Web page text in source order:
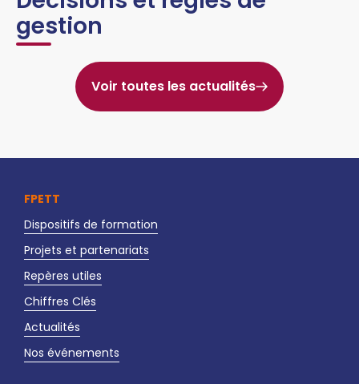
gestion
Voir toutes les actualités
FPETT
Dispositifs de formation
Projets et partenariats
Repères utiles
Chiffres Clés
Actualités
Nos événements